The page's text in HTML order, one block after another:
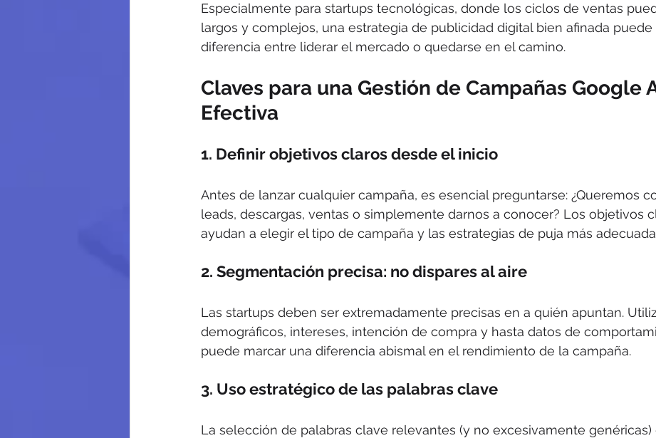
Especialmente para startups tecnológicas, donde los ciclos de ventas
largos y complejos, una estrategia de publicidad digital bien afinada puede
diferencia entre liderar el mercado o quedarse en el camino.
Claves para una Gestión de Campañas Google
Efectiva
1. Definir objetivos claros desde el inicio
Antes de lanzar cualquier campaña, es esencial preguntarse: ¿Queremos
leads, descargas, ventas o simplemente darnos a conocer? Los objetivos
ayudan a elegir el tipo de campaña y las estrategias de puja más
2. Segmentación precisa: no dispares al aire
Las startups deben ser extremadamente precisas en a quién apuntan.
demográficos, intereses, intención de compra y hasta datos de
puede marcar una diferencia abismal en el rendimiento de la campaña.
3. Uso estratégico de las palabras clave
La selección de palabras clave relevantes (y no excesivamente genéricas)